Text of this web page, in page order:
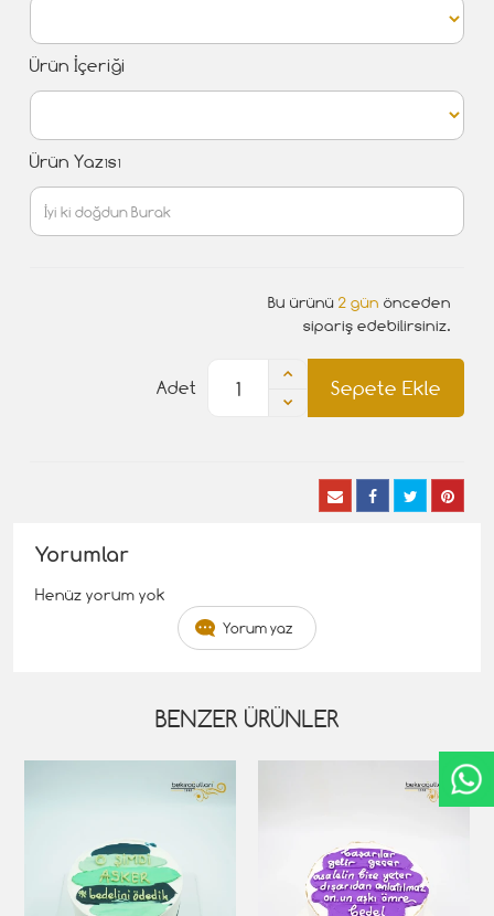
Ürün İçeriği
Ürün Yazısı
Bu ürünü 2 gün önceden
sipariş edebilirsiniz.
Sepete Ekle
Adet
Yorumlar
Henüz yorum yok
Yorum yaz
BENZER ÜRÜNLER